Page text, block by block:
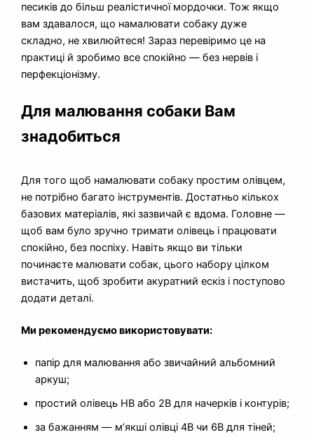
песиків до більш реалістичної мордочки. Тож якщо
вам здавалося, що намалювати собаку дуже
складно, не хвилюйтеся! Зараз перевіримо це на
практиці й зробимо все спокійно — без нервів і
перфекціонізму.
Для малювання собаки Вам
знадобиться
Для того щоб намалювати собаку простим олівцем,
не потрібно багато інструментів. Достатньо кількох
базових матеріалів, які зазвичай є вдома. Головне —
щоб вам було зручно тримати олівець і працювати
спокійно, без поспіху. Навіть якщо ви тільки
починаєте малювати собак, цього набору цілком
вистачить, щоб зробити акуратний ескіз і поступово
додати деталі.
Ми рекомендуємо використовувати:
папір для малювання або звичайний альбомний
аркуш;
простий олівець HB або 2B для начерків і контурів;
за бажанням — м’якші олівці 4B чи 6B для тіней;